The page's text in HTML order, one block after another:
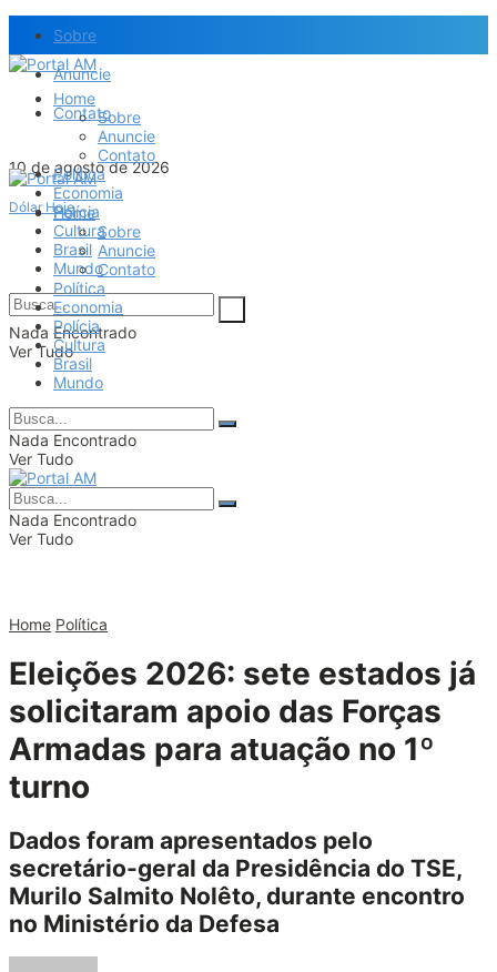
Sobre
Anuncie
Contato
10 de agosto de 2026
Dólar Hoje
Home
Sobre
Anuncie
Contato
Política
Economia
Polícia
Cultura
Brasil
Mundo
Nada Encontrado
Ver Tudo
Home
Sobre
Anuncie
Contato
Política
Economia
Polícia
Cultura
Brasil
Mundo
Nada Encontrado
Ver Tudo
Nada Encontrado
Ver Tudo
Home Política
Eleições 2026: sete estados já
solicitaram apoio das Forças
Armadas para atuação no 1º
turno
Dados foram apresentados pelo
secretário-geral da Presidência do TSE,
Murilo Salmito Nolêto, durante encontro
no Ministério da Defesa